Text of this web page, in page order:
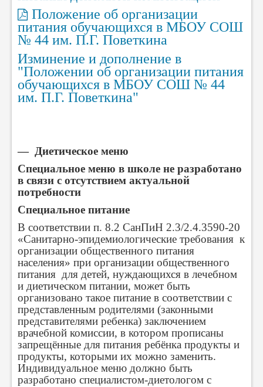
Положение об организации
питания обучающихся в МБОУ СОШ
№ 44 им. П.Г. Поветкина
Изминение и дополнение в
"Положении об организации питания
обучающихся в МБОУ СОШ № 44
им. П.Г. Поветкина"
— Диетическое меню
Специальное меню в школе не разработано
в связи с отсутствием актуальной
потребности
Специальное питание
В соответствии п. 8.2 СанПиН 2.3/2.4.3590-20
«Санитарно-эпидемиологические требования к
организации общественного питания
населения» при организации общественного
питания для детей, нуждающихся в лечебном
и диетическом питании, может быть
организовано такое питание в соответствии с
представленным родителями (законными
представителями ребенка) заключением
врачебной комиссии, в котором прописаны
запрещённые для питания ребёнка продукты и
продукты, которыми их можно заменить.
Индивидуальное меню должно быть
разработано специалистом-диетологом с